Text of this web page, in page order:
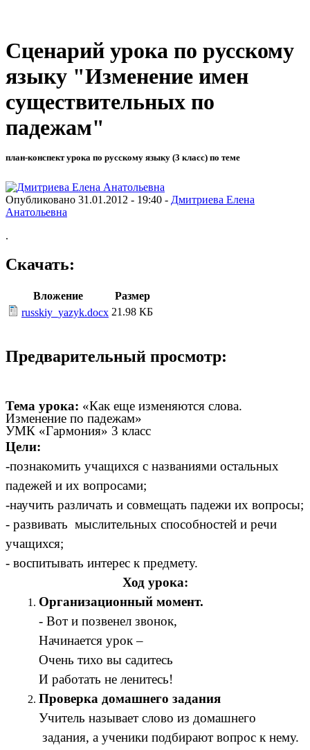
Сценарий урока по русскому
языку "Изменение имен
существительных по
падежам"
план-конспект урока по русскому языку (3 класс) по теме
Опубликовано 31.01.2012 - 19:40 - Дмитриева Елена
Анатольевна
.
Скачать:
Вложение
Размер
russkiy_yazyk.docx 21.98 КБ
Предварительный просмотр:
Тема урока: «Как еще изменяются слова.
Изменение по падежам»
УМК «Гармония» 3 класс
Цели:
-познакомить учащихся с названиями остальных
падежей и их вопросами;
-научить различать и совмещать падежи их вопросы;
- развивать мыслительных способностей и речи
учащихся;
- воспитывать интерес к предмету.
Ход урока:
Организационный момент.
- Вот и позвенел звонок,
Начинается урок –
Очень тихо вы садитесь
И работать не ленитесь!
Проверка домашнего задания
Учитель называет слово из домашнего
задания, а ученики подбирают вопрос к нему.